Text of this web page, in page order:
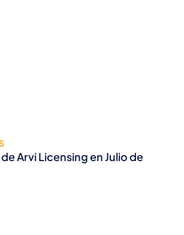
Arvi Licensing en Julio de